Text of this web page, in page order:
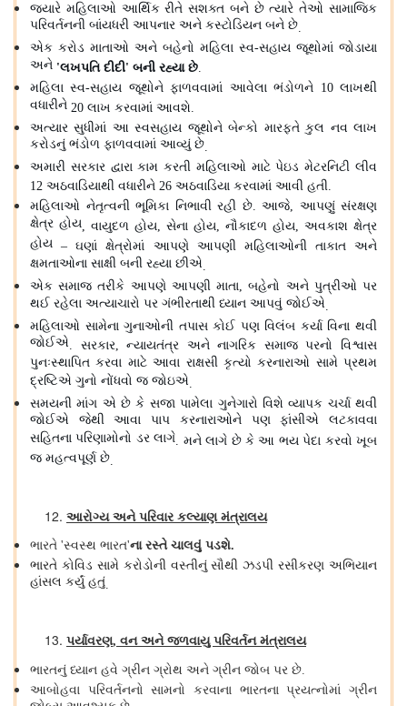
જ્યારે મહિલાઓ આર્થિક રીતે સશક્ત બને છે ત્યારે તેઓ સામાજિક
પરિવર્તનની બાંયધરી આપનાર અને કસ્ટોડિયન બને છે.
એક કરોડ માતાઓ અને બહેનો મહિલા સ્વ-સહાય જૂથોમાં જોડાયા
અને 'લખપતિ દીદી' બની રહ્યા છે.
મહિલા સ્વ-સહાય જૂથોને ફાળવવામાં આવેલા ભંડોળને 10લાખથી
વધારીને 20 લાખ કરવામાં આવશે.
અત્યાર સુધીમાં આ સ્વસહાય જૂથોને બેન્કો મારફતે કુલ નવ લાખ
કરોડનું ભંડોળ ફાળવવામાં આવ્યું છે.
અમારી સરકાર દ્વારા કામ કરતી મહિલાઓ માટે પેઇડ મેટરનિટી લીવ
12 અઠવાડિયાથી વધારીને 26 અઠવાડિયા કરવામાં આવી હતી.
મહિલાઓ નેતૃત્વની ભૂમિકા નિભાવી રહી છે. આજે, આપણું સંરક્ષણ
ક્ષેત્ર હોય, વાયુદળ હોય, સેના હોય, નૌકાદળ હોય, અવકાશ ક્ષેત્ર
હોય–ઘણાં ક્ષેત્રોમાં આપણે આપણી મહિલાઓની તાકાત અને
ક્ષમતાઓના સાક્ષી બની રહ્યા છીએ.
એક સમાજ તરીકે આપણે આપણી માતા,બહેનો અને પુત્રીઓ પર
થઈ રહેલા અત્યાચારો પર ગંભીરતાથી ધ્યાન આપવું જોઈએ.
મહિલાઓ સામેના ગુનાઓની તપાસ કોઈ પણ વિલંબ કર્યા વિના થવી
જોઈએ. સરકાર,ન્યાયતંત્ર અને નાગરિક સમાજ પરનો વિશ્વાસ
પુનઃસ્થાપિત કરવા માટે આવા રાક્ષસી કૃત્યો કરનારાઓ સામે પ્રથમ
દ્રષ્ટિએ ગુનો નોંધવો જ જોઇએ.
સમયની માંગ એ છે કે સજા પામેલા ગુનેગારો વિશે વ્યાપક ચર્ચા થવી
જોઈએ જેથી આવા પાપ કરનારાઓને પણ ફાંસીએ લટકાવવા
સહિતના પરિણામોનો ડર લાગે. મને લાગે છે કે આ ભય પેદા કરવો ખૂબ
જ મહત્વપૂર્ણ છે.
આરોગ્ય અને પરિવાર કલ્યાણ મંત્રાલય
ભારતે 'સ્વસ્થ ભારત'ના રસ્તે ચાલવું પડશે.
ભારતે કોવિડ સામે કરોડોની વસ્તીનું સૌથી ઝડપી રસીકરણ અભિયાન
હાંસલ કર્યું હતું.
પર્યાવરણ, વન અને જળવાયુ પરિવર્તન મંત્રાલય
ભારતનું ધ્યાન હવે ગ્રીન ગ્રોથ અને ગ્રીન જોબ પર છે.
આબોહવા પરિવર્તનનો સામનો કરવાના ભારતના પ્રયત્નોમાં ગ્રીન